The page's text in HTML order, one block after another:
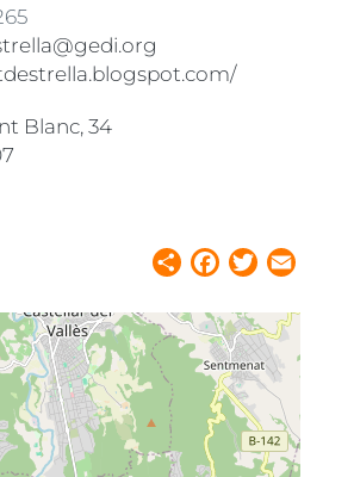
Blanc, 34
ShareFacebook
Twitter